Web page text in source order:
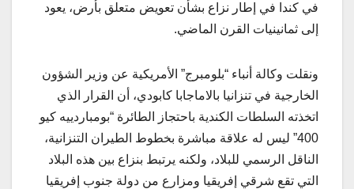
في كندا في إطار نزاع بشأن تعويض متعلق بأرض، يعود
إلى ثمانينيات القرن الماضي.
ونقلت وكالة أنباء “بلومبرج” الأمريكية عن وزير الشؤون
الخارجية في تنزانيا بالاماجابا كابودي، أن القرار الذي
اتخذته السلطات الكندية باحتجاز الطائرة “بومباردييه كيو
400” ليس له علاقة مباشرة بخطوط الطيران التنزانية،
الناقل الرسمي للبلاد، ولكنه يرتبط بنزاع بين هذه البلاد
التي تقع شرقي إفريقيا ومزارع من دولة جنوب إفريقيا